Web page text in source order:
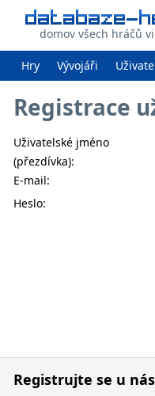
domov všech hráčů
Hry Vývojáři
Registrace
Uživatelské jméno
(přezdívka):
E-mail:
Heslo:
Registrujte se u